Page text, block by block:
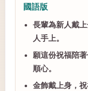
國語版
長輩為新人戴
人手上。
願這份祝福陪
順心。
金飾戴上身，